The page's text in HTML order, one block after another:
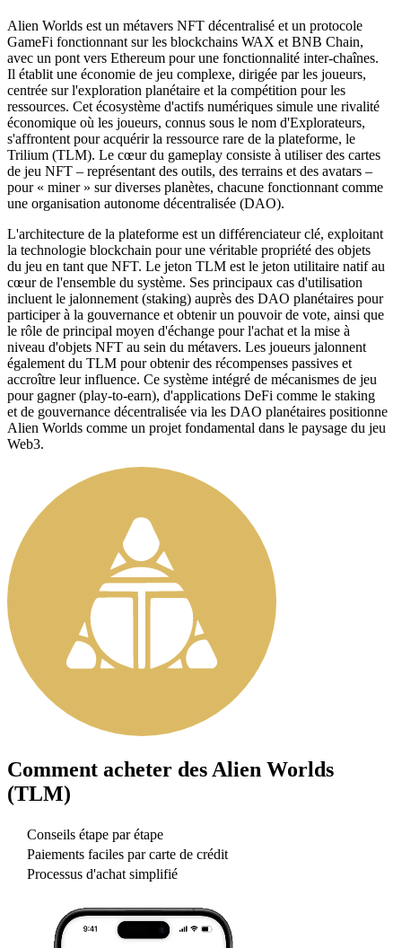
Alien Worlds est un métavers NFT décentralisé et un protocole
GameFi fonctionnant sur les blockchains WAX et BNB Chain,
avec un pont vers Ethereum pour une fonctionnalité inter-chaînes.
Il établit une économie de jeu complexe, dirigée par les joueurs,
centrée sur l'exploration planétaire et la compétition pour les
ressources. Cet écosystème d'actifs numériques simule une rivalité
économique où les joueurs, connus sous le nom d'Explorateurs,
s'affrontent pour acquérir la ressource rare de la plateforme, le
Trilium (TLM). Le cœur du gameplay consiste à utiliser des cartes
de jeu NFT – représentant des outils, des terrains et des avatars –
pour « miner » sur diverses planètes, chacune fonctionnant comme
une organisation autonome décentralisée (DAO).
L'architecture de la plateforme est un différenciateur clé, exploitant
la technologie blockchain pour une véritable propriété des objets
du jeu en tant que NFT. Le jeton TLM est le jeton utilitaire natif au
cœur de l'ensemble du système. Ses principaux cas d'utilisation
incluent le jalonnement (staking) auprès des DAO planétaires pour
participer à la gouvernance et obtenir un pouvoir de vote, ainsi que
le rôle de principal moyen d'échange pour l'achat et la mise à
niveau d'objets NFT au sein du métavers. Les joueurs jalonnent
également du TLM pour obtenir des récompenses passives et
accroître leur influence. Ce système intégré de mécanismes de jeu
pour gagner (play-to-earn), d'applications DeFi comme le staking
et de gouvernance décentralisée via les DAO planétaires positionne
Alien Worlds comme un projet fondamental dans le paysage du jeu
Web3.
Comment acheter des Alien Worlds
(TLM)
Conseils étape par étape
Paiements faciles par carte de crédit
Processus d'achat simplifié